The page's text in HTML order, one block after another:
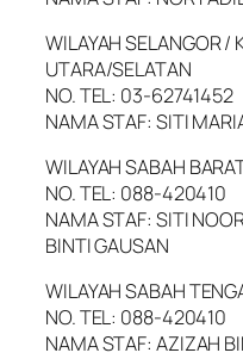
WILAYAH SELANGOR /
UTARA/SELATAN
NO. TEL: 03-62741452
NAMA STAF: SITI
WILAYAH SABAH
NO. TEL: 088-420410
NAMA STAF: SITI
BINTI GAUSAN
WILAYAH SABAH
NO. TEL: 088-420410
NAMA STAF: AZIZAH